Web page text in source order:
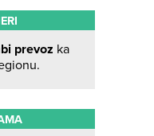
prevoz ka